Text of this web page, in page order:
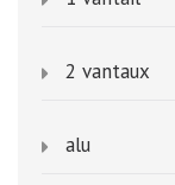
2 vantaux
alu